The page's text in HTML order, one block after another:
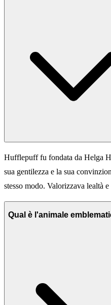
Hufflepuff fu fondata da Helga
sua gentilezza e la sua
stesso modo. Valorizzava lealtà
Qual è l'animale